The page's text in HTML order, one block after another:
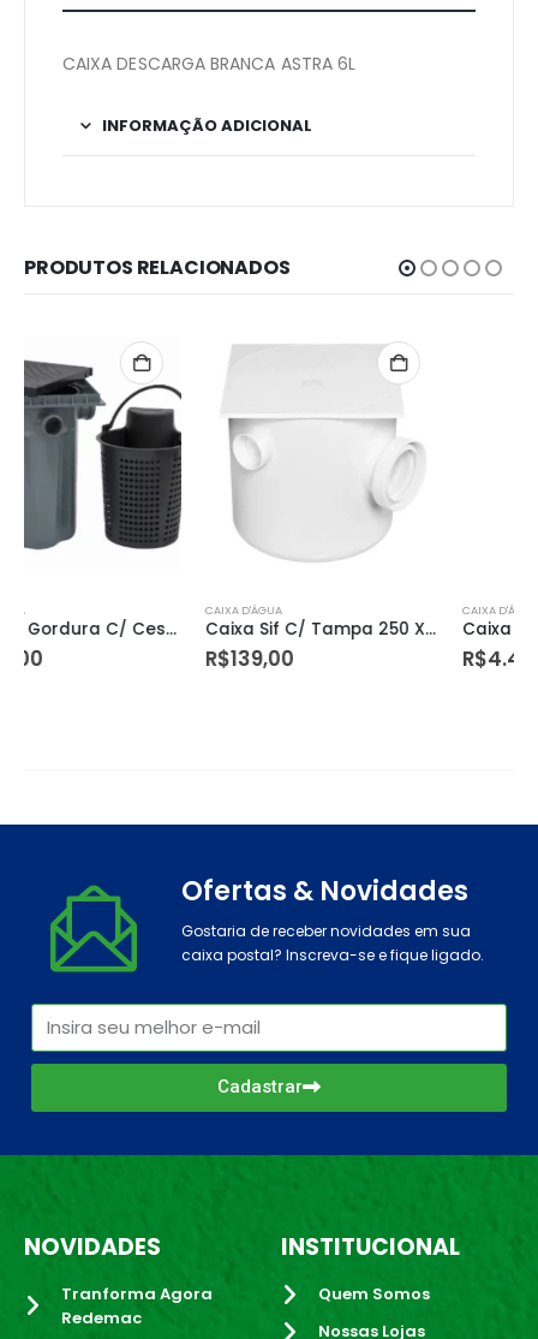
CAIXA DESCARGA BRANCA ASTRA 6L
INFORMAÇÃO ADICIONAL
PRODUTOS RELACIONADOS
CAIXA D'ÁGUA
Caixa Sif C/ Tampa 250 X 250 X 75/100 Quad Herc
R$
CAIXA D'ÁGUA
Caixa Dagua 5000 Lts Polietileno Bakof/fortlev
R$
Ofertas & Novidades
Gostaria de receber novidades em sua
caixa postal? Inscreva-se e fique ligado.
Cadastrar
NOVIDADES
Tranforma Agora
Redemac
INSTITUCIONAL
Quem Somos
Nossas Lojas